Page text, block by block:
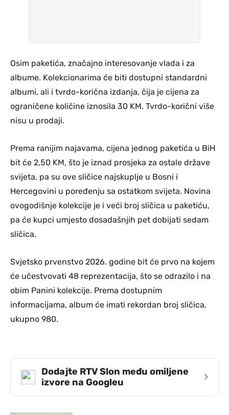
Osim paketića, značajno interesovanje vlada i za
albume. Kolekcionarima će biti dostupni standardni
albumi, ali i tvrdo-korična izdanja, čija je cijena za
ograničene količine iznosila 30 KM. Tvrdo-korični više
nisu u prodaji.
Prema ranijim najavama, cijena jednog paketića u BiH
bit će 2,50 KM, što je iznad prosjeka za ostale države
svijeta, pa su ove sličice najskuplje u Bosni i
Hercegovini u poređenju sa ostatkom svijeta. Novina
ovogodišnje kolekcije je i veći broj sličica u paketiću,
pa će kupci umjesto dosadašnjih pet dobijati sedam
sličica.
Svjetsko prvenstvo 2026. godine bit će prvo na kojem
će učestvovati 48 reprezentacija, što se odrazilo i na
obim Panini kolekcije. Prema dostupnim
informacijama, album će imati rekordan broj sličica,
ukupno 980.
Dodajte RTV Slon među omiljene
izvore na Googleu
›